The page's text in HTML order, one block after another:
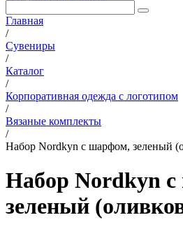
Главная
/
Сувениры
/
Каталог
/
Корпоративная одежда с логотипом
/
Вязаные комплекты
/
Набор Nordkyn с шарфом, зеленый
Набор Nordkyn
зеленый